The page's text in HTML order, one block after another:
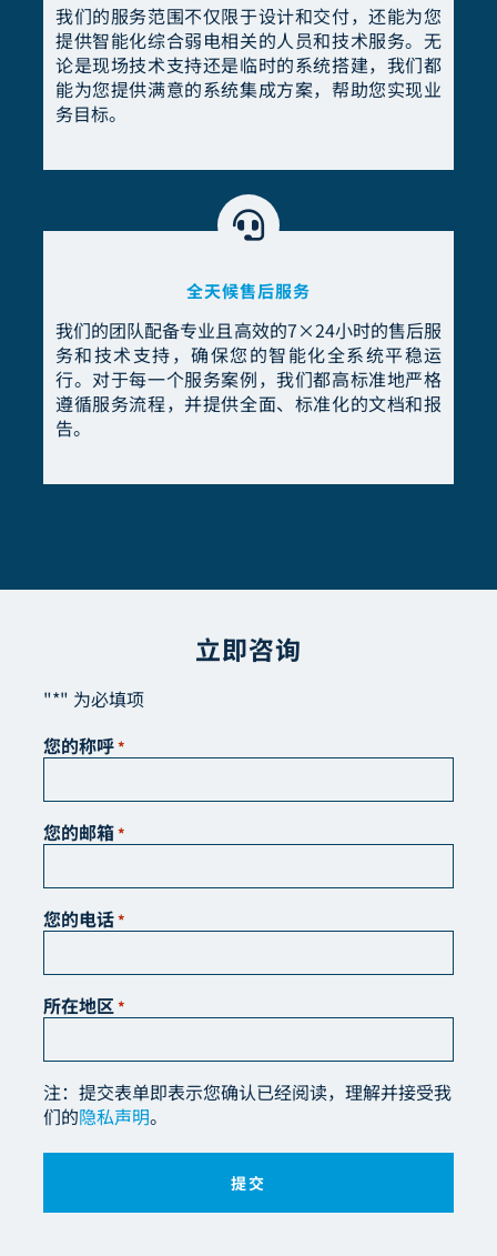
我们的服务范围不仅限于设计和交付，还能为您
提供智能化综合弱电相关的人员和技术服务。无
论是现场技术支持还是临时的系统搭建，我们都
能为您提供满意的系统集成方案，帮助您实现业
务目标。
全天候售后服务
我们的团队配备专业且高效的7×24小时的售后服
务和技术支持，确保您的智能化全系统平稳运
行。对于每一个服务案例，我们都高标准地严格
遵循服务流程，并提供全面、标准化的文档和报
告。
立即咨询
"*" 为必填项
您的称呼*
您的邮箱*
您的电话*
所在地区 *
注：提交表单即表示您确认已经阅读，理解并接受我
们的隐私声明。